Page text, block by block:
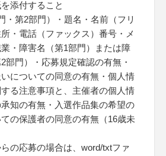
添付すること
・第2部門）・題名・名前（フリ
・電話（ファックス）番号・メ
・障害名（第1部門）または障
部門）・応募規定確認の有無・
についての同意の有無・個人情
る注意事項と、主催者の個人情
知の有無・入選作品集の希望の
の保護者の同意の有無（16歳未
の応募の場合は、word/txtファ